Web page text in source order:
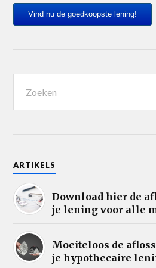
Vind nu de goedkoopste lening!
ARTIKELS
Download hier de
je lening voor alle
Moeiteloos de
je hypothecaire